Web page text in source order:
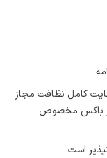
کامل نظافت مجاز
باکس مخصوص
است.